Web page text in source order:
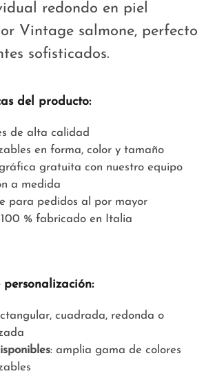
redondo en piel
Vintage salmone, perfecto
sofisticados.
del producto:
de alta calidad
en forma, color y tamaño
gratuita con nuestro equipo
a medida
para pedidos al por mayor
100 % fabricado en Italia
personalización:
cuadrada, redonda o
: amplia gama de colores